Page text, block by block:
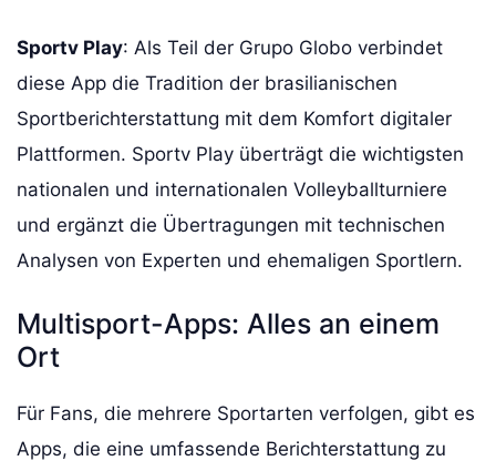
Sportv Play: Als Teil der Grupo Globo verbindet
diese App die Tradition der brasilianischen
Sportberichterstattung mit dem Komfort digitaler
Plattformen. Sportv Play überträgt die wichtigsten
nationalen und internationalen Volleyballturniere
und ergänzt die Übertragungen mit technischen
Analysen von Experten und ehemaligen Sportlern.
Multisport-Apps: Alles an einem
Ort
Für Fans, die mehrere Sportarten verfolgen, gibt es
Apps, die eine umfassende Berichterstattung zu